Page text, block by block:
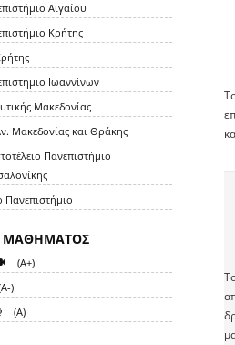
Αιγαίου
Κρήτης
Ιωαννίνων
Μακεδονίας
Μακεδονίας και Θράκης
Πανεπιστήμιο
Πανεπιστήμιο
ΜΑΘΗΜΑΤΟΣ
(A+)
)
(A)